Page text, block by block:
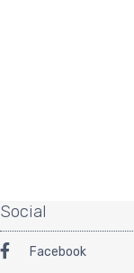
Social
Facebook